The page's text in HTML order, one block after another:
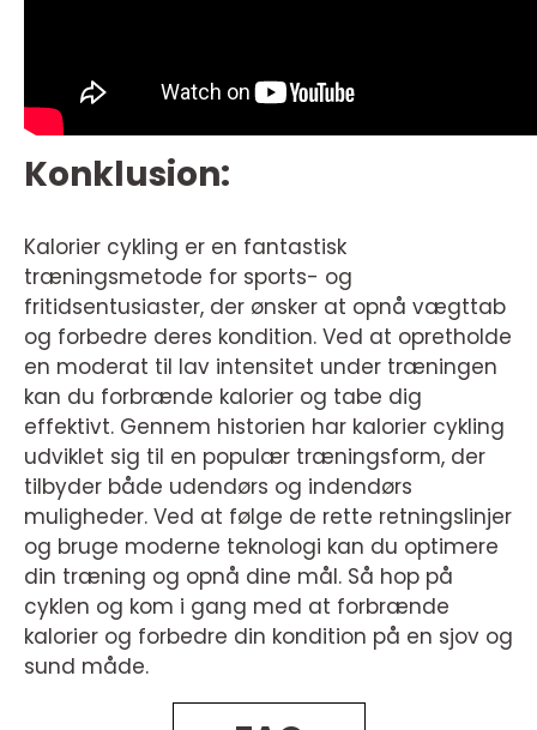
Konklusion:
Kalorier cykling er en fantastisk
træningsmetode for sports- og
fritidsentusiaster, der ønsker at opnå vægttab
og forbedre deres kondition. Ved at opretholde
en moderat til lav intensitet under træningen
kan du forbrænde kalorier og tabe dig
effektivt. Gennem historien har kalorier cykling
udviklet sig til en populær træningsform, der
tilbyder både udendørs og indendørs
muligheder. Ved at følge de rette retningslinjer
og bruge moderne teknologi kan du optimere
din træning og opnå dine mål. Så hop på
cyklen og kom i gang med at forbrænde
kalorier og forbedre din kondition på en sjov og
sund måde.